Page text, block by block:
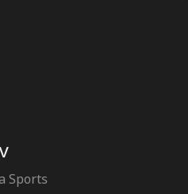
Sports